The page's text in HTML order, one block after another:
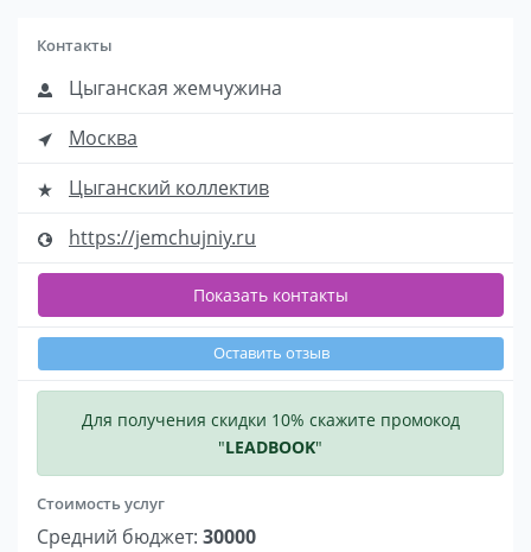
Контакты
Цыганская жемчужина
Москва
Цыганский коллектив
https://jemchujniy.ru
Показать контакты
Оставить отзыв
Для получения скидки 10% скажите промокод
"LEADBOOK"
Стоимость услуг
Средний бюджет: 30000